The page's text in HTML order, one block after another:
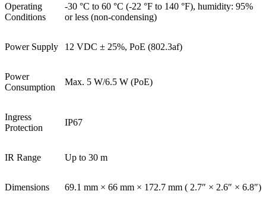
Operating
Conditions
-30 °C to 60 °C (-22 °F to 140 °F), humidity: 95%
or less (non-condensing)
Power Supply 12 VDC ± 25%, PoE (802.3af)
Power
Consumption
Max. 5 W/6.5 W (PoE)
Ingress
Protection
IP67
IR Range Up to 30 m
Dimensions 69.1 mm × 66 mm × 172.7 mm ( 2.7″ × 2.6″ × 6.8″)